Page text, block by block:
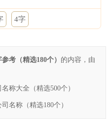
4字
考（精选180个） 的内容，由
称大全（精选500个）
名称（精选180个）